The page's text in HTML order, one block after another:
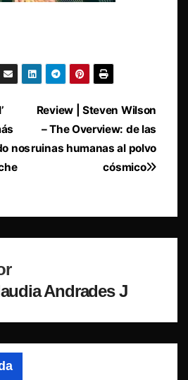
Review | Steven Wilson
– The Overview: de las
ruinas humanas al polvo
cósmico
nos
Andrades J